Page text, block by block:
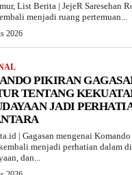
List Berita | JejeR Saresehan
menjadi ruang pertemuan...
2026
PIKIRAN
TENTANG
JADI
| Gagasan mengenai
menjadi perhatian dalam
dan...